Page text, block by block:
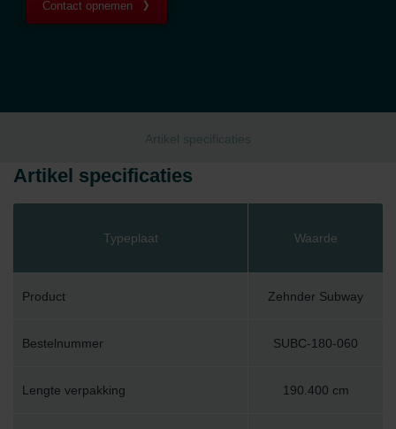
Contact opnemen
Artikel specificaties
Artikel specificaties
Typeplaat Waarde
Product Zehnder Subway
Bestelnummer SUBC-180-060
Lengte verpakking 190.400 cm